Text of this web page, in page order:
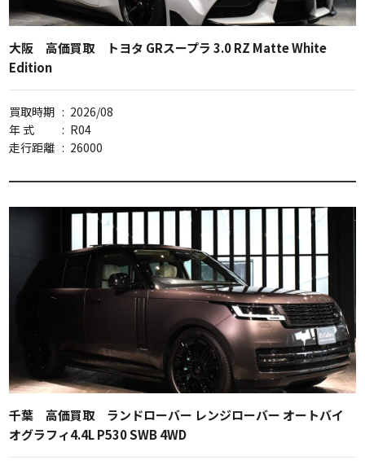
大阪 高価買取 トヨタ GRスープラ 3.0 RZ Matte White
Edition
買取時期 : 2026/08
年 式
: R04
走行距離 : 26000
千葉 高価買取 ランドローバー レンジローバー オートバイ
オグラフィ4.4L P530 SWB 4WD